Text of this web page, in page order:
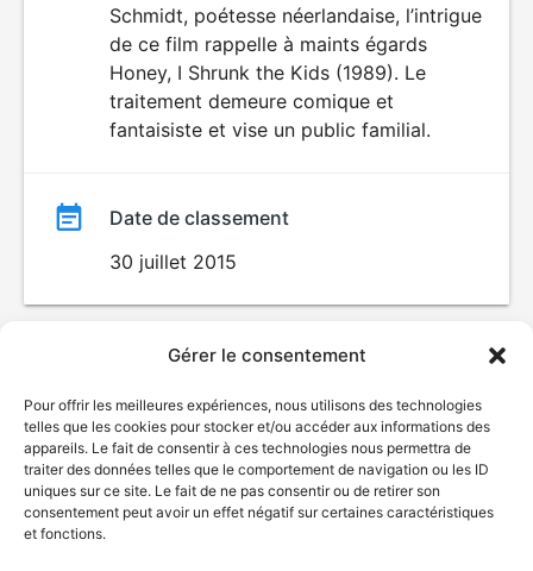
Gérer le consentement
Pour offrir les meilleures expériences, nous utilisons des technologies
telles que les cookies pour stocker et/ou accéder aux informations des
appareils. Le fait de consentir à ces technologies nous permettra de
traiter des données telles que le comportement de navigation ou les ID
uniques sur ce site. Le fait de ne pas consentir ou de retirer son
consentement peut avoir un effet négatif sur certaines caractéristiques
et fonctions.
Schmidt, poétesse néerlandaise, l’intrigue
de ce film rappelle à maints égards
Honey, I Shrunk the Kids (1989). Le
traitement demeure comique et
fantaisiste et vise un public familial.
Date de classement
30 juillet 2015
© Gouvernement du Québec, 2026